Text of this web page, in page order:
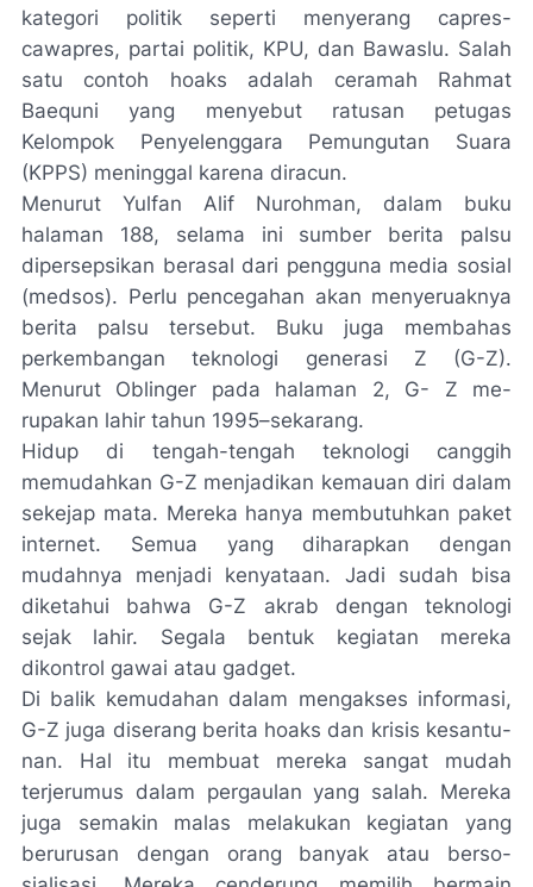
kategori politik seperti menyerang capres-
cawapres, partai politik, KPU, dan Bawaslu. Salah
satu contoh hoaks adalah ceramah Rahmat
Baequni yang menyebut ratusan petugas
Kelompok Penyelenggara Pemungutan Suara
(KPPS) meninggal karena diracun.
Menurut Yulfan Alif Nurohman, dalam buku
halaman 188, selama ini sumber berita palsu
dipersepsikan berasal dari pengguna media sosial
(medsos). Perlu pencegahan akan menyeruaknya
berita palsu tersebut. Buku juga membahas
perkembangan teknologi generasi Z (G-Z).
Menurut Oblinger pada halaman 2, G- Z me­
rupakan lahir tahun 1995–sekarang.
Hidup di tengah-tengah teknologi canggih
memudahkan G-Z menja­dikan kemauan diri dalam
sekejap mata. Mereka hanya membu­tuhkan paket
internet. Semua yang di­harapkan dengan
mudahnya menjadi kenyataan. Jadi sudah bisa
diketahui bahwa G-Z akrab dengan teknologi
sejak lahir. Segala bentuk kegiatan me­reka
dikontrol gawai atau gadget.
Di balik kemudahan dalam mengakses informasi,
G-Z juga dise­rang berita hoaks dan krisis kesantu­
nan. Hal itu membuat mereka sangat mudah
terjerumus dalam pergaulan yang salah. Mereka
juga semakin ma­las melakukan kegiatan yang
berurus­an dengan orang banyak atau berso­